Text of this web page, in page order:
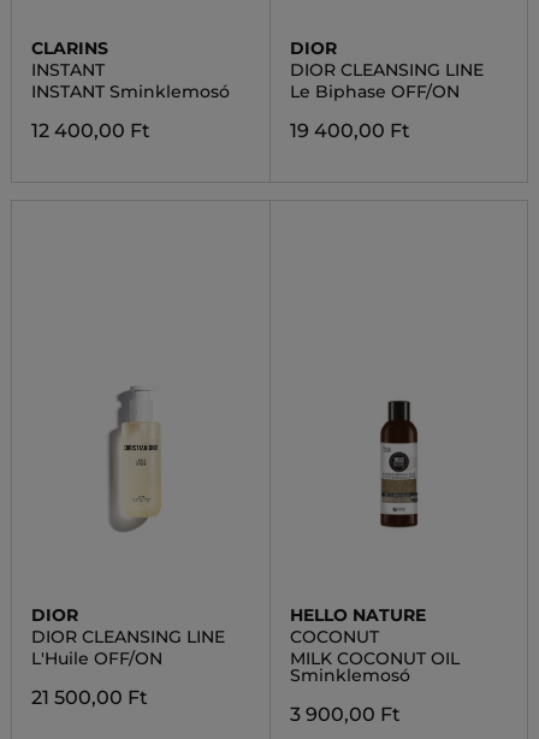
CLARINS
INSTANT
INSTANT Sminklemosó
12 400,00 Ft
DIOR
DIOR CLEANSING LINE
Le Biphase OFF/ON
19 400,00 Ft
DIOR
DIOR CLEANSING LINE
L'Huile OFF/ON
21 500,00 Ft
HELLO NATURE
COCONUT
MILK COCONUT OIL
Sminklemosó
3 900,00 Ft